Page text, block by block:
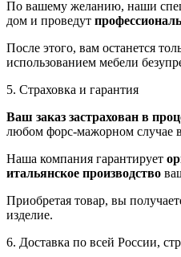
По вашему желанию, наши
дом и проведут
После этого, вам останется
использованием мебели
5. Страховка и гарантия
Ваш заказ застрахован в
любом форс-мажорном случае
Наша компания гарантирует
итальянское производство
Приобретая товар, вы
изделие.
6. Доставка по всей России,